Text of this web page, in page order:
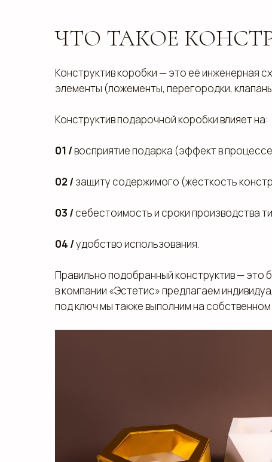
ЧТО ТАКОЕ
Конструктив коробки — это её инженерная
элементы (ложементы, перегородки,
Конструктив подарочной коробки влияет на:
01 /восприятие подарка (эффект в
02 /защиту содержимого (жёсткость
03 /себестоимость и сроки производства
04 /удобство использования.
Правильно подобранный конструктив —
в компании «Эстетис» предлагаем
под ключ мы также выполним на